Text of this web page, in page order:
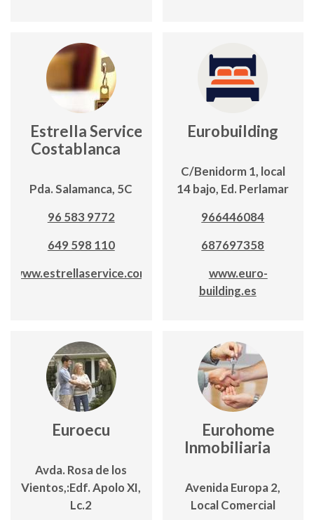
Estrella Service
Costablanca
Pda. Salamanca, 5C
96 583 9772
649 598 110
www.estrellaservice.com
Eurobuilding
C/Benidorm 1, local
14 bajo, Ed. Perlamar
966446084
687697358
www.euro-
building.es
Euroecu
Avda. Rosa de los
Vientos,:Edf. Apolo XI,
Lc.2
Eurohome
Inmobiliaria
Avenida Europa 2,
Local Comercial